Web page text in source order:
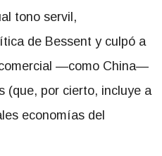
tono servil,
de Bessent y culpó a
—como China—
(que, por cierto, incluye a
economías del